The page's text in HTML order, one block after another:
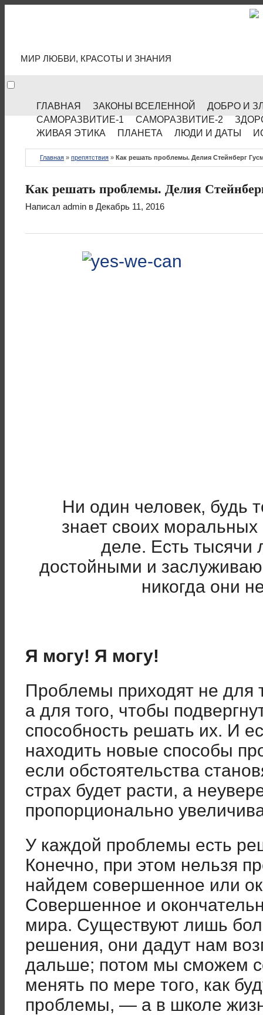
МИР ЛЮБВИ, КРАСОТЫ И ЗНАНИЯ
ГЛАВНАЯ ЗАКОНЫ ВСЕЛЕННОЙ
ДОБРО И
САМОРАЗВИТИЕ-1
САМОРАЗВИТИЕ-2
ЖИВАЯ ЭТИКА
ПЛАНЕТА ЛЮДИ И ДАТЫ
Главная » препятствия » Как решать проблемы. Делия Стейнберг
Как решать проблемы. Делия
Написал admin в Декабрь 11, 2016
Ни один человек, будь
знает своих
деле. Есть тысячи
достойными и
никогда они
Я могу! Я могу!
Проблемы приходят не для
а для того, чтобы
способность решать их. И
находить новые способы
если обстоятельства
страх будет расти, а
пропорционально
У каждой проблемы есть
Конечно, при этом нельзя
найдем совершенное или
Совершенное и
мира. Существуют лишь
решения, они дадут нам
дальше; потом мы сможем
менять по мере того, как
проблемы, — а в школе